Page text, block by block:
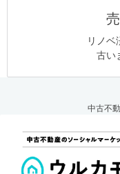
リノベ
古い
中古不